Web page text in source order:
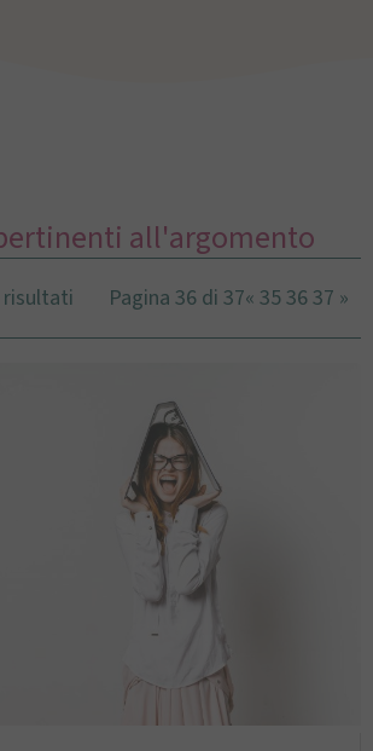
all'argomento
risultati Pagina 36 di 37« 353637 »